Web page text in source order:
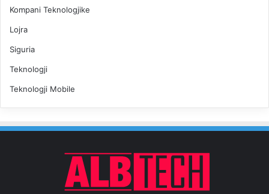
Kompani Teknologjike
Lojra
Siguria
Teknologji
Teknologji Mobile